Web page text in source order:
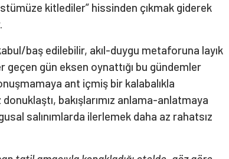
kitlediler” hissinden çıkmak giderek
baş edilebilir, akıl-duygu metaforuna layık
gün eksen oynattığı bu gündemler
ant içmiş bir kalabalıkla
donuklaştı, bakışlarımız anlama-anlatmaya
salınımlarda ilerlemek daha az rahatsız